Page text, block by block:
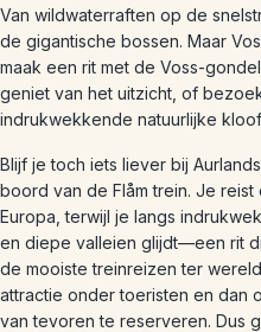
Van wildwaterraften op de
de gigantische bossen. Maar
maak een rit met de Voss-
geniet van het uitzicht, of
indrukwekkende natuurlijke
Blijf je toch iets liever bij
boord van de Flåm trein. Je
Europa, terwijl je langs
en diepe valleien glijdt—een rit
de mooiste treinreizen ter
attractie onder toeristen en dan
van tevoren te reserveren. Dus